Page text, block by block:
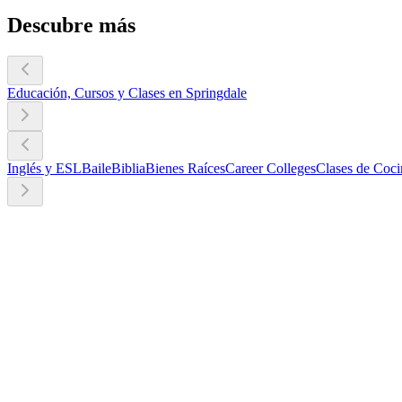
Descubre más
Educación, Cursos y Clases en Springdale
Inglés y ESLBaileBibliaBienes RaícesCareer CollegesClases de